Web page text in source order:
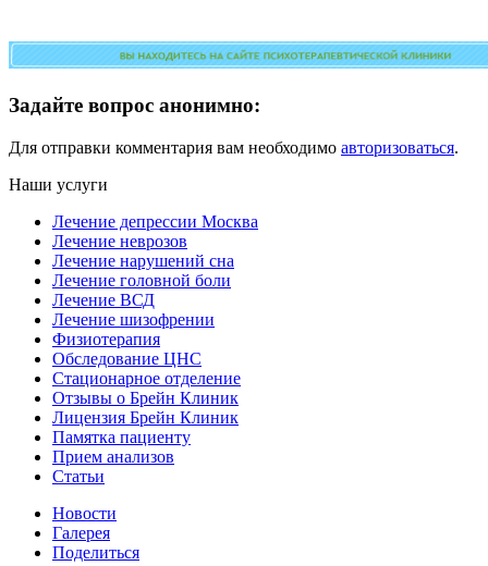
Задайте вопрос анонимно:
Для отправки комментария вам необходимо авторизоваться.
Наши услуги
Лечение депрессии Москва
Лечение неврозов
Лечение нарушений сна
Лечение головной боли
Лечение ВСД
Лечение шизофрении
Физиотерапия
Обследование ЦНС
Стационарное отделение
Отзывы о Брейн Клиник
Лицензия Брейн Клиник
Памятка пациенту
Прием анализов
Статьи
Новости
Галерея
Поделиться